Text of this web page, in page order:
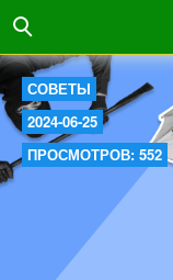
СОВЕТЫ
2024-06-25
ПРОСМОТРОВ: 552